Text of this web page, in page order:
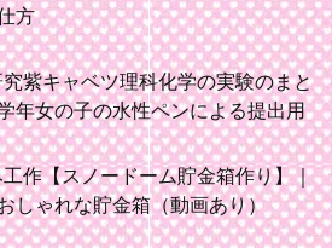
方
究紫キャベツ理科化学の実験のまと
年女の子の水性ペンによる提出用
作【スノードーム貯金箱作り】｜
しゃれな貯金箱（動画あり）